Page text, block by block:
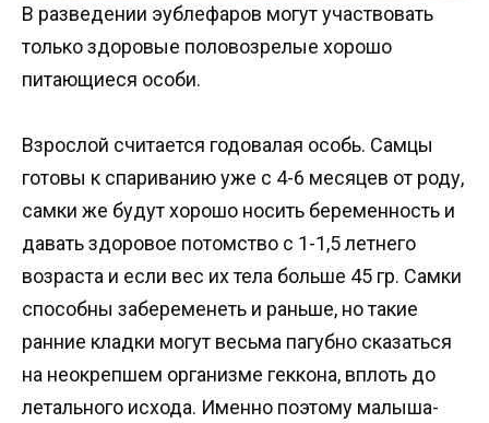
В разведении эублефаров могут участвовать
только здоровые половозрелые хорошо
питающиеся особи.
Взрослой считается годовалая особь. Самцы
готовы к спариванию уже с 4-6 месяцев от роду,
самки же будут хорошо носить беременность и
давать здоровое потомство с 1-1,5 летнего
возраста и если вес их тела больше 45 гр. Самки
способны забеременеть и раньше, но такие
ранние кладки могут весьма пагубно сказаться
на неокрепшем организме геккона, вплоть до
летального исхода. Именно поэтому малыша-